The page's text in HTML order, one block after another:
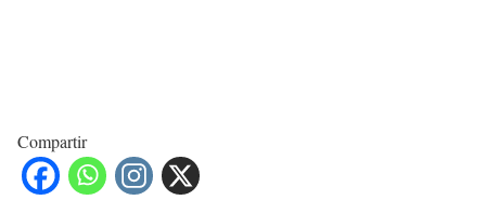
Compartir